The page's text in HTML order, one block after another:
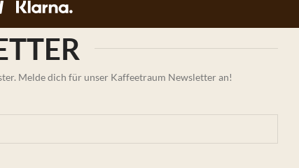
Melde dich für unser Kaffeetraum Newsletter an!